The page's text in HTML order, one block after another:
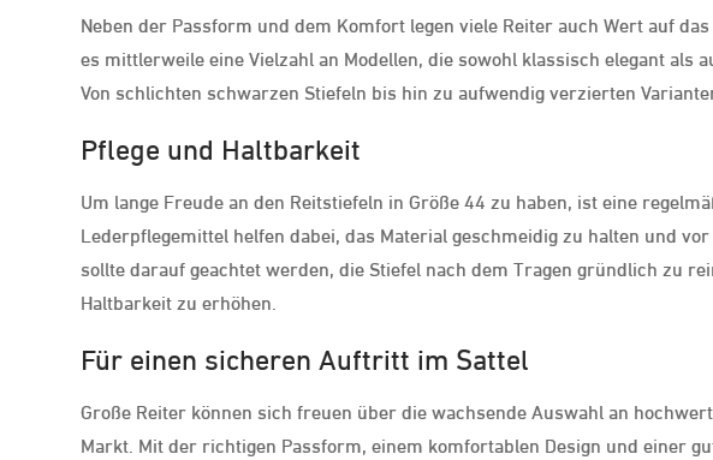
Neben der Passform und dem Komfort legen viele Reiter auch Wert auf
es mittlerweile eine Vielzahl an Modellen, die sowohl klassisch elegant als
Von schlichten schwarzen Stiefeln bis hin zu aufwendig verzierten
Pflege und Haltbarkeit
Um lange Freude an den Reitstiefeln in Größe 44 zu haben, ist eine
Lederpflegemittel helfen dabei, das Material geschmeidig zu halten und
sollte darauf geachtet werden, die Stiefel nach dem Tragen gründlich zu
Haltbarkeit zu erhöhen.
Für einen sicheren Auftritt im Sattel
Große Reiter können sich freuen über die wachsende Auswahl an
Markt. Mit der richtigen Passform, einem komfortablen Design und einer